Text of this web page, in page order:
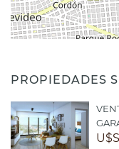
PROPIEDADES